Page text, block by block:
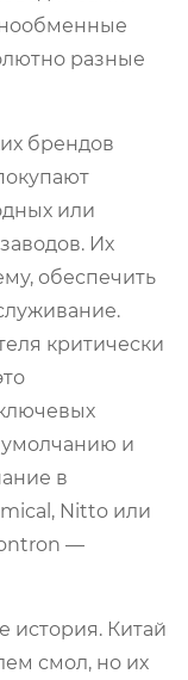
разные
брендов
или
Их
обеспечить
критически
умолчанию и
в
Nitto или
—
Китай
смол, но их